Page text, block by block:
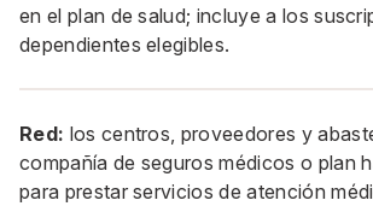
en el plan de salud; incluye a los
dependientes elegibles.
Red: los centros, proveedores y
compañía de seguros médicos o plan
para prestar servicios de atención